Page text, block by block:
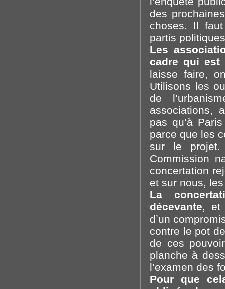
des
choses. Il
partis
Les
cadre qui est
laisse faire,
Utilisons les
de
associations,
pas qu’à
parce que les
sur le
Commission
concertation
et sur nous,
La
décevante, et
d’un
contre le pot
de ces
planche à
l’examen des
Pour que